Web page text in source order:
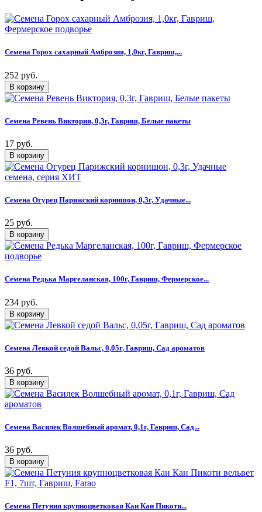
Семена Горох сахарный Амброзия, 1,0кг, Гавриш,...
252 руб.
Семена Ревень Виктория, 0,3г, Гавриш, Белые пакеты
17 руб.
Семена Огурец Парижский корнишон, 0,3г, Удачные...
25 руб.
Семена Редька Маргеланская, 100г, Гавриш, Фермерское...
234 руб.
Семена Левкой седой Вальс, 0,05г, Гавриш, Сад ароматов
36 руб.
Семена Василек Волшебный аромат, 0,1г, Гавриш, Сад...
36 руб.
Семена Петуния крупноцветковая Кан Кан Пикоти...